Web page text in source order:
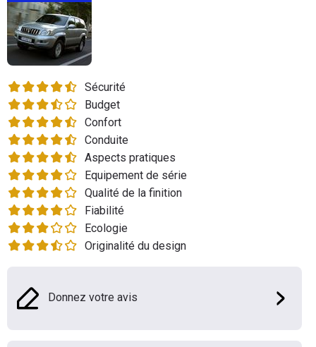
Utilitaires
Flottes
Services
Forum
Moto
Marques
Sécurité
Budget
Confort
Conduite
Aspects pratiques
Equipement de série
Qualité de la finition
Fiabilité
Ecologie
Originalité du design
Donnez votre avis